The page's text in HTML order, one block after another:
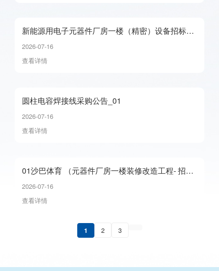
新能源用电子元器件厂房一楼（精密）设备招标公
告_01
2026-07-16
查看详情
圆柱电容焊接线采购公告_01
2026-07-16
查看详情
01沙巴体育 （元器件厂房一楼装修改造工程- 招标
公告）_01
2026-07-16
查看详情
1 2 3